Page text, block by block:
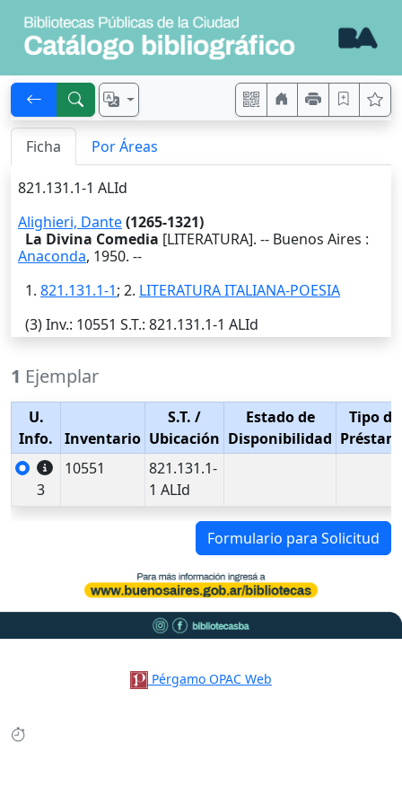
Ficha Por Áreas
821.131.1-1 ALId
Alighieri, Dante(1265-1321)
La Divina Comedia [LITERATURA]. -- Buenos Aires :
Anaconda, 1950. --
1. 821.131.1-1; 2. LITERATURA ITALIANA-POESIA
(3)Inv.: 10551 S.T.: 821.131.1-1 ALId
1 Ejemplar
U.
Info.
Inventario
S.T. /
Ubicación
Estado de
Disponibilidad
Tipo de
3
10551
821.131.1-
1 ALId
Formulario para Solicitud
Pérgamo OPAC Web